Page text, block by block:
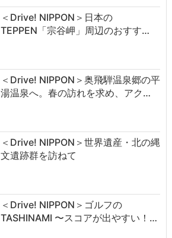
＜Drive! NIPPON＞日本の
TEPPEN「宗谷岬」周辺のおすす…
＜Drive! NIPPON＞奥飛騨温泉郷の平
湯温泉へ。春の訪れを求め、アク…
＜Drive! NIPPON＞世界遺産・北の縄
文遺跡群を訪ねて
＜Drive! NIPPON＞ゴルフの
TASHINAMI 〜スコアが出やすい！…